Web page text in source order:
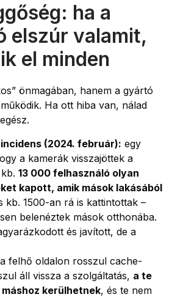
ha a
elszúr valamit,
el minden
önmagában, hanem a gyártó
Ha ott hiba van, nálad
(2024. február): egy
a kamerák visszajöttek a
13 000 felhasználó olyan
kapott, amik mások lakásából
kb. 1500-an rá is kattintottak –
belenéztek mások otthonába.
és javított, de a
felhő oldalon rosszul cache-
áll vissza a szolgáltatás, a te
kerülhetnek, és te nem